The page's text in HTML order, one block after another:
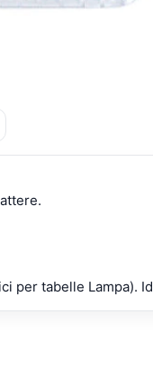
per tabelle Lampa).